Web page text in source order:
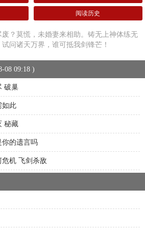
阅读历史
废？莫慌，未婚妻来相助。铸无上神体练无
问诸天万界，谁可抵我剑锋芒！
08 09:18 )
破巢
如此
秘藏
你的遗言吗
机 飞剑杀敌